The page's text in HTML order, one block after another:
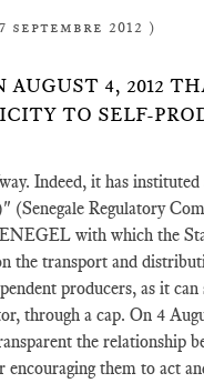
2012 )
4, 2012
TO SELF-
Indeed, it has
(Senegale Regulatory
with which the
the transport and
producers, as it
through a cap. On 4
the relationship
them to act